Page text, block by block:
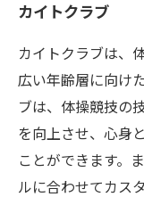
カイトクラブ
カイトクラブは、
広い年齢層に向け
ブは、体操競技の
を向上させ、心身
ことができます。
ルに合わせてカス